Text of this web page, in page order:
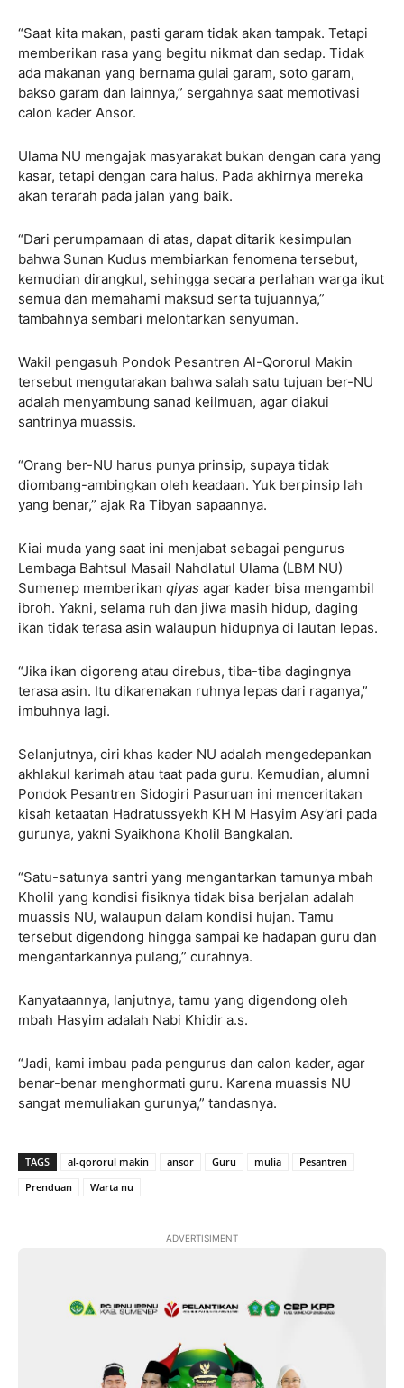
“Saat kita makan, pasti garam tidak akan tampak. Tetapi
memberikan rasa yang begitu nikmat dan sedap. Tidak
ada makanan yang bernama gulai garam, soto garam,
bakso garam dan lainnya,” sergahnya saat memotivasi
calon kader Ansor.
Ulama NU mengajak masyarakat bukan dengan cara yang
kasar, tetapi dengan cara halus. Pada akhirnya mereka
akan terarah pada jalan yang baik.
“Dari perumpamaan di atas, dapat ditarik kesimpulan
bahwa Sunan Kudus membiarkan fenomena tersebut,
kemudian dirangkul, sehingga secara perlahan warga ikut
semua dan memahami maksud serta tujuannya,”
tambahnya sembari melontarkan senyuman.
Wakil pengasuh Pondok Pesantren Al-Qororul Makin
tersebut mengutarakan bahwa salah satu tujuan ber-NU
adalah menyambung sanad keilmuan, agar diakui
santrinya muassis.
“Orang ber-NU harus punya prinsip, supaya tidak
diombang-ambingkan oleh keadaan. Yuk berpinsip lah
yang benar,” ajak Ra Tibyan sapaannya.
Kiai muda yang saat ini menjabat sebagai pengurus
Lembaga Bahtsul Masail Nahdlatul Ulama (LBM NU)
Sumenep memberikan qiyas agar kader bisa mengambil
ibroh. Yakni, selama ruh dan jiwa masih hidup, daging
ikan tidak terasa asin walaupun hidupnya di lautan lepas.
“Jika ikan digoreng atau direbus, tiba-tiba dagingnya
terasa asin. Itu dikarenakan ruhnya lepas dari raganya,”
imbuhnya lagi.
Selanjutnya, ciri khas kader NU adalah mengedepankan
akhlakul karimah atau taat pada guru. Kemudian, alumni
Pondok Pesantren Sidogiri Pasuruan ini menceritakan
kisah ketaatan Hadratussyekh KH M Hasyim Asy’ari pada
gurunya, yakni Syaikhona Kholil Bangkalan.
“Satu-satunya santri yang mengantarkan tamunya mbah
Kholil yang kondisi fisiknya tidak bisa berjalan adalah
muassis NU, walaupun dalam kondisi hujan. Tamu
tersebut digendong hingga sampai ke hadapan guru dan
mengantarkannya pulang,” curahnya.
Kanyataannya, lanjutnya, tamu yang digendong oleh
mbah Hasyim adalah Nabi Khidir a.s.
“Jadi, kami imbau pada pengurus dan calon kader, agar
benar-benar menghormati guru. Karena muassis NU
sangat memuliakan gurunya,” tandasnya.
TAGS al-qororul makin ansor Guru mulia
Pesantren
Prenduan
Warta nu
ADVERTISIMENT